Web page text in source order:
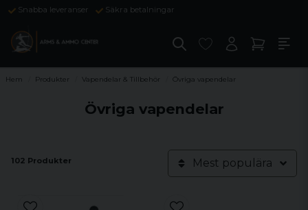
Snabba leveranser Säkra betalningar
Hem Produkter Vapendelar & Tillbehör Övriga vapendelar
Övriga vapendelar
102 Produkter Mest populära